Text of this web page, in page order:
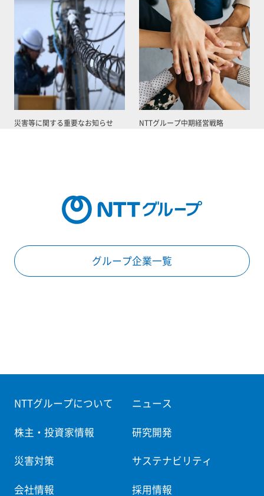
災害等に関する重要なお知らせ NTTグループ中期経営戦略
グループ企業一覧
NTTグループについて ニュース
株主・投資家情報 研究開発
災害対策 サステナビリティ
会社情報 採用情報